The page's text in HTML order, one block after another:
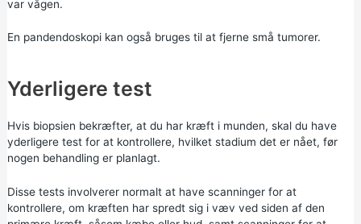
var vågen.
En pandendoskopi kan også bruges til at fjerne små tumorer.
Yderligere test
Hvis biopsien bekræfter, at du har kræft i munden, skal du have
yderligere test for at kontrollere, hvilket stadium det er nået, før
nogen behandling er planlagt.
Disse tests involverer normalt at have scanninger for at
kontrollere, om kræften har spredt sig i væv ved siden af den